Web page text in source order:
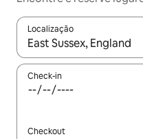
Localização
Quando os resultados
Check-in
Checkout